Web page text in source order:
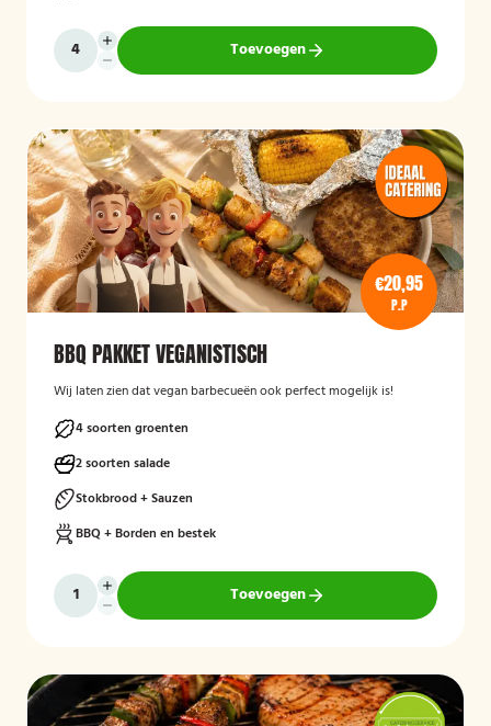
Toevoegen
€20,95
P.P
BBQ PAKKET VEGANISTISCH
Wij laten zien dat vegan barbecueën ook perfect mogelijk is!
4 soorten groenten
2 soorten salade
Stokbrood + Sauzen
BBQ + Borden en bestek
Toevoegen